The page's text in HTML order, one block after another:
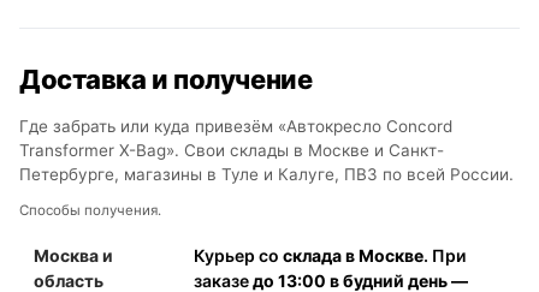
Доставка и получение
Где забрать или куда привезём «Автокресло Concord
Transformer X-Bag». Свои склады в Москве и Санкт-
Петербурге, магазины в Туле и Калуге, ПВЗ по всей России.
Способы получения.
Москва и
область
Курьер со склада в Москве. При
заказедо 13:00 в будний день —